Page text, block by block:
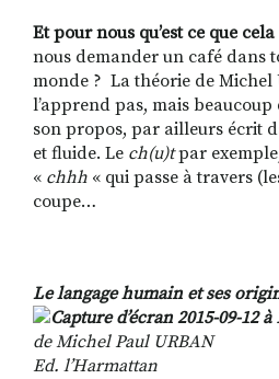
Et pour nous qu’est ce que
nous demander un café dans
monde ? La théorie de Michel
l’apprend pas, mais beaucoup
son propos, par ailleurs écrit
et fluide. Le ch(u)tpar
« chhh « qui passe à travers
coupe…
Le langage humain et ses
de Michel Paul URBAN
Ed. l’Harmattan